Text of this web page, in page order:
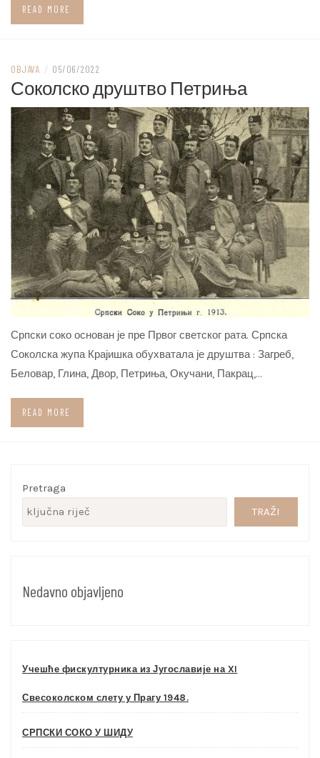
READ MORE
OBJAVA / 05/06/2022
Соколско друштво Петриња
Српски соко основан је пре Првог светског рата. Српска
Соколска жупа Крајишка обухватала је друштва : Загреб,
Беловар, Глина, Двор, Петриња, Окучани, Пакрац,…
READ MORE
Pretraga
TRAŽI
Nedavno objavljeno
Учешће фискултурника из Југославије на XI
Свесоколском слету у Прагу 1948.
СРПСКИ СОКО У ШИДУ